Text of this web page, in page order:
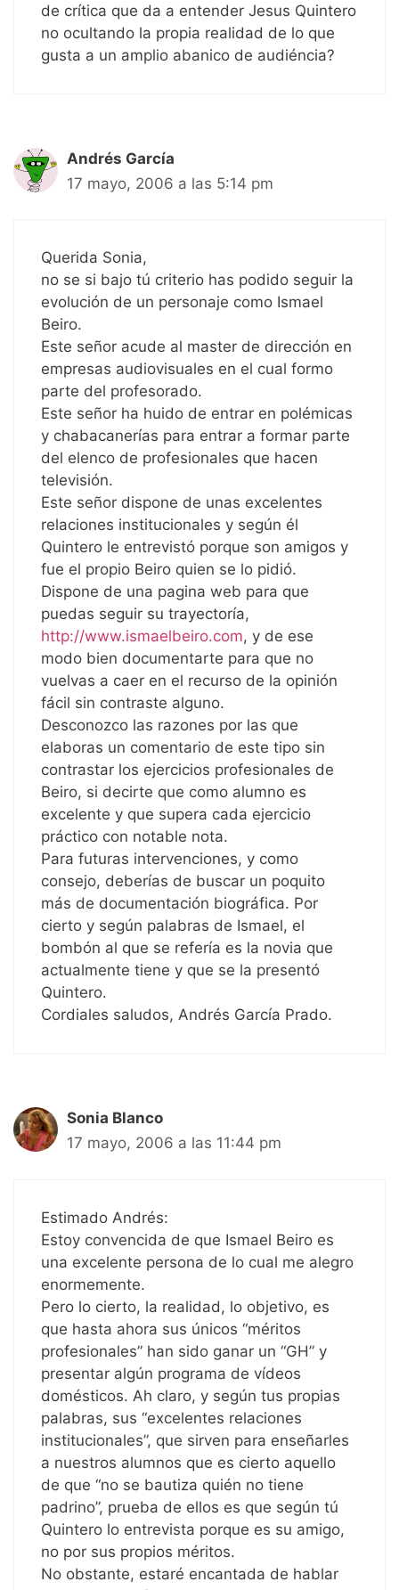
de crítica que da a entender Jesus Quintero
no ocultando la propia realidad de lo que
gusta a un amplio abanico de audiéncia?
Andrés García
17 mayo, 2006 a las 5:14 pm
Querida Sonia,
no se si bajo tú criterio has podido seguir la
evolución de un personaje como Ismael
Beiro.
Este señor acude al master de dirección en
empresas audiovisuales en el cual formo
parte del profesorado.
Este señor ha huido de entrar en polémicas
y chabacanerías para entrar a formar parte
del elenco de profesionales que hacen
televisión.
Este señor dispone de unas excelentes
relaciones institucionales y según él
Quintero le entrevistó porque son amigos y
fue el propio Beiro quien se lo pidió.
Dispone de una pagina web para que
puedas seguir su trayectoría,
http://www.ismaelbeiro.com, y de ese
modo bien documentarte para que no
vuelvas a caer en el recurso de la opinión
fácil sin contraste alguno.
Desconozco las razones por las que
elaboras un comentario de este tipo sin
contrastar los ejercicios profesionales de
Beiro, si decirte que como alumno es
excelente y que supera cada ejercicio
práctico con notable nota.
Para futuras intervenciones, y como
consejo, deberías de buscar un poquito
más de documentación biográfica. Por
cierto y según palabras de Ismael, el
bombón al que se refería es la novia que
actualmente tiene y que se la presentó
Quintero.
Cordiales saludos, Andrés García Prado.
Sonia Blanco
17 mayo, 2006 a las 11:44 pm
Estimado Andrés:
Estoy convencida de que Ismael Beiro es
una excelente persona de lo cual me alegro
enormemente.
Pero lo cierto, la realidad, lo objetivo, es
que hasta ahora sus únicos “méritos
profesionales” han sido ganar un “GH” y
presentar algún programa de vídeos
domésticos. Ah claro, y según tus propias
palabras, sus “excelentes relaciones
institucionales”, que sirven para enseñarles
a nuestros alumnos que es cierto aquello
de que “no se bautiza quién no tiene
padrino”, prueba de ellos es que según tú
Quintero lo entrevista porque es su amigo,
no por sus propios méritos.
No obstante, estaré encantada de hablar